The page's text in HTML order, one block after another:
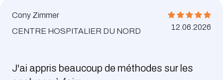
Cony Zimmer
CENTRE HOSPITALIER DU NORD
12.06.2026
J'ai appris beaucoup de méthodes sur les